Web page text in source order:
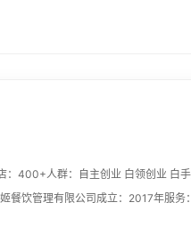
：400+人群：自主创业 白领创业 白
餐饮管理有限公司成立：2017年服务